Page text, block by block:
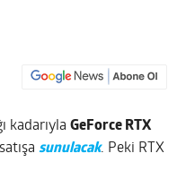
kadarıylaGeForce RTX
sunulacak. Peki RTX